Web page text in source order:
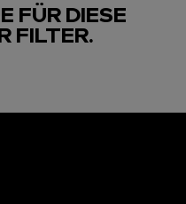
FÜR DIESE
FILTER.